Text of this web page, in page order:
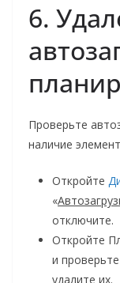
6.
Проверьте
наличие
Откройте
«
отключите.
Откройте
и
удалите их.